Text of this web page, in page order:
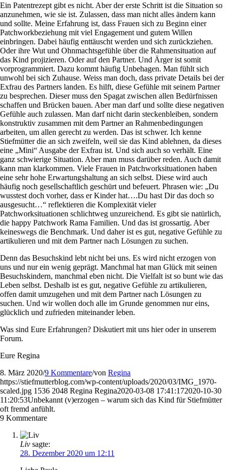
Ein Patentrezept gibt es nicht. Aber der erste Schritt ist die Situation so
anzunehmen, wie sie ist. Zulassen, dass man nicht alles ändern kann
und sollte. Meine Erfahrung ist, dass Frauen sich zu Beginn einer
Patchworkbeziehung mit viel Engagement und gutem Willen
einbringen. Dabei häufig enttäuscht werden und sich zurückziehen.
Oder ihre Wut und Ohnmachtsgefühle über die Rahmensituation auf
das Kind projizieren. Oder auf den Partner. Und Ärger ist somit
vorprogrammiert. Dazu kommt häufig Unbehagen. Man fühlt sich
unwohl bei sich Zuhause. Weiss man doch, dass private Details bei der
Exfrau des Partners landen. Es hilft, diese Gefühle mit seinem Partner
zu besprechen. Dieser muss den Spagat zwischen allen Bedürfnissen
schaffen und Brücken bauen. Aber man darf und sollte diese negativen
Gefühle auch zulassen. Man darf nicht darin steckenbleiben, sondern
konstruktiv zusammen mit dem Partner an Rahmenbedingungen
arbeiten, um allen gerecht zu werden. Das ist schwer. Ich kenne
Stiefmütter die an sich zweifeln, weil sie das Kind ablehnen, da dieses
eine „Mini“ Ausgabe der Exfrau ist. Und sich auch so verhält. Eine
ganz schwierige Situation. Aber man muss darüber reden. Auch damit
kann man klarkommen. Viele Frauen in Patchworksituationen haben
eine sehr hohe Erwartungshaltung an sich selbst. Diese wird auch
häufig noch gesellschaftlich geschürt und befeuert. Phrasen wie: „Du
wusstest doch vorher, dass er Kinder hat….Du hast Dir das doch so
ausgesucht…“ reflektieren die Komplexität vieler
Patchworksituationen schlichtweg unzureichend. Es gibt sie natürlich,
die happy Patchwork Rama Familien. Und das ist grossartig. Aber
keineswegs die Benchmark. Und daher ist es gut, negative Gefühle zu
artikulieren und mit dem Partner nach Lösungen zu suchen.
Denn das Besuchskind lebt nicht bei uns. Es wird nicht erzogen von
uns und nur ein wenig geprägt. Manchmal hat man Glück mit seinen
Besuchskindern, manchmal eben nicht. Die Vielfalt ist so bunt wie das
Leben selbst. Deshalb ist es gut, negative Gefühle zu artikulieren,
offen damit umzugehen und mit dem Partner nach Lösungen zu
suchen. Und wir wollen doch alle im Grunde genommen nur eins,
glücklich und zufrieden miteinander leben.
Was sind Eure Erfahrungen? Diskutiert mit uns hier oder in unserem
Forum.
Eure Regina
8. März 2020/9 Kommentare/von Regina
https://stiefmutterblog.com/wp-content/uploads/2020/03/IMG_1970-
scaled.jpg 1536 2048 Regina Regina2020-03-08 17:41:172020-10-30
11:20:53Unbekannt (v)erzogen – warum sich das Kind für Stiefmütter
oft fremd anfühlt.
9 Kommentare
Liv sagte:
28. Dezember 2020 um 12:11